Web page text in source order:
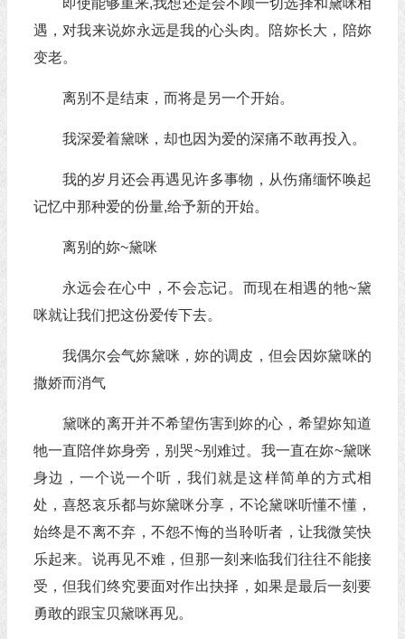
即使能够重来,我想还是会不顾一切选择和黛咪相
遇，对我来说妳永远是我的心头肉。陪妳长大，陪妳
变老。
离别不是结束，而将是另一个开始。
我深爱着黛咪，却也因为爱的深痛不敢再投入。
我的岁月还会再遇见许多事物，从伤痛缅怀唤起
记忆中那种爱的份量,给予新的开始。
离别的妳~黛咪
永远会在心中，不会忘记。而现在相遇的牠~黛
咪就让我们把这份爱传下去。
我偶尔会气妳黛咪，妳的调皮，但会因妳黛咪的
撒娇而消气
黛咪的离开并不希望伤害到妳的心，希望妳知道
牠一直陪伴妳身旁，别哭~别难过。我一直在妳~黛咪
身边，一个说一个听，我们就是这样简单的方式相
处，喜怒哀乐都与妳黛咪分享，不论黛咪听懂不懂，
始终是不离不弃，不怨不悔的当聆听者，让我微笑快
乐起来。说再见不难，但那一刻来临我们往往不能接
受，但我们终究要面对作出抉择，如果是最后一刻要
勇敢的跟宝贝黛咪再见。